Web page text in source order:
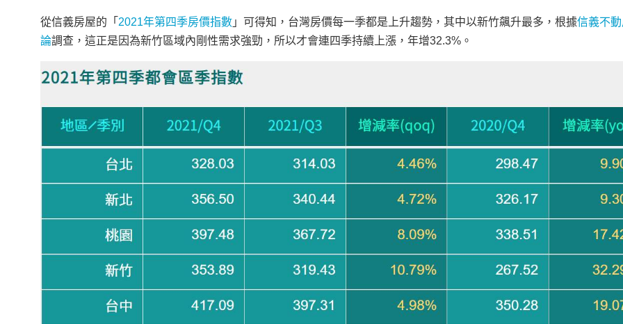
從信義房屋的「 2021年第四季房價指數 」可得知，台灣房價每一季都是上升趨勢，其中以新竹飆升最多，根據信義不
論調查，這正是因為新竹區域內剛性需求強勁，所以才會連四季持續上漲，年增32.3%。